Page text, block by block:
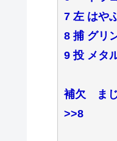
7 左 はや
8 捕 グリ
9 投 メタ
補欠 ま
>>8